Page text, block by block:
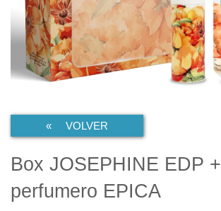
« VOLVER
Box JOSEPHINE EDP +
perfumero EPICA